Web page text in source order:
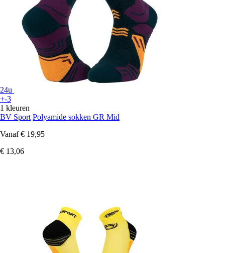
24u
+-3
1 kleuren
BV Sport Polyamide sokken GR Mid
Vanaf € 19,95
€ 13,06